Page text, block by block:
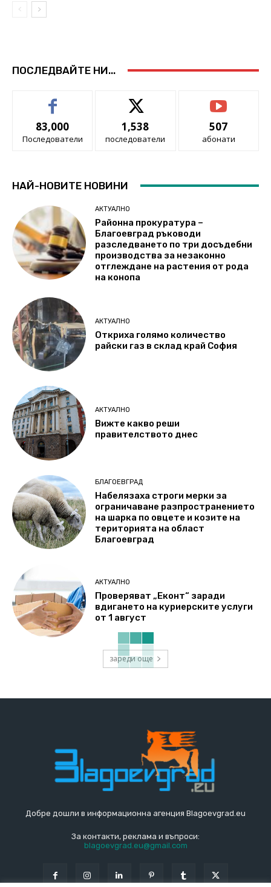
ПОСЛЕДВАЙТЕ НИ...
83,000
Последователи
1,538
последователи
507
абонати
НАЙ-НОВИТЕ НОВИНИ
АКТУАЛНО
Районна прокуратура –
Благоевград ръководи
разследването по три досъдебни
производства за незаконно
отглеждане на растения от рода
на конопа
АКТУАЛНО
Откриха голямо количество
райски газ в склад край София
АКТУАЛНО
Вижте какво реши
правителството днес
БЛАГОЕВГРАД
Набелязаха строги мерки за
ограничаване разпространението
на шарка по овцете и козите на
територията на област
Благоевград
АКТУАЛНО
Проверяват „Еконт“ заради
вдигането на куриерските услуги
от 1 август
зареди още
Добре дошли в информационна агенция Blagoevgrad.eu
За контакти, реклама и въпроси:
blagoevgrad.eu@gmail.com